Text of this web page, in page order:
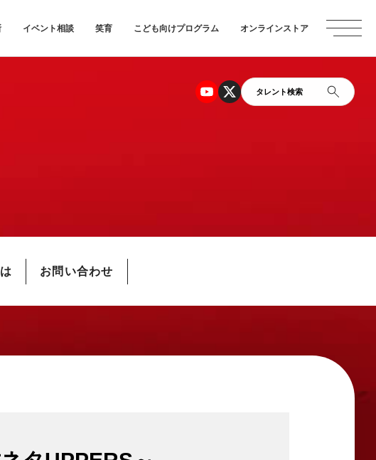
イベント相談 笑育 こども向けプログラム オンラインストア
タレント検索
お問い合わせ